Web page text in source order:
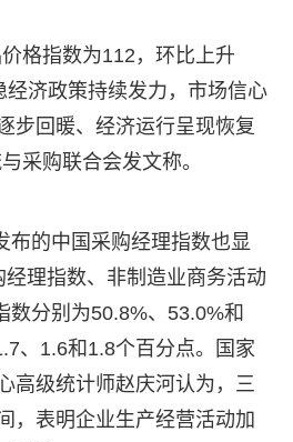
格指数为112，环比上升
经济政策持续发力，市场信心
步回暖、经济运行呈现恢复
采购联合会发文称。
布的中国采购经理指数也显
理指数、非制造业商务活动
数分别为50.8%、53.0%和
、1.6和1.8个百分点。国家
高级统计师赵庆河认为，三
，表明企业生产经营活动加